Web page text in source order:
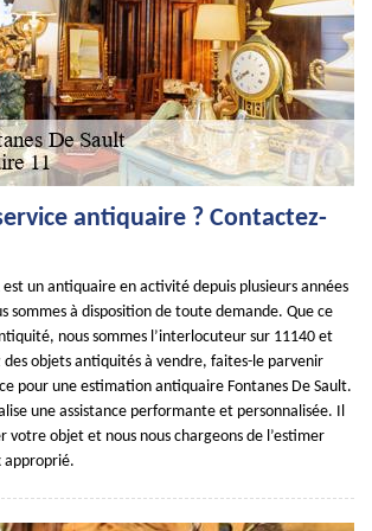
antiquaire ? Contactez-
un antiquaire en activité depuis plusieurs années
sommes à disposition de toute demande. Que ce
nous sommes l’interlocuteur sur 11140 et
des objets antiquités à vendre, faites-le parvenir
pour une estimation antiquaire Fontanes De Sault.
une assistance performante et personnalisée. Il
votre objet et nous nous chargeons de l’estimer
approprié.